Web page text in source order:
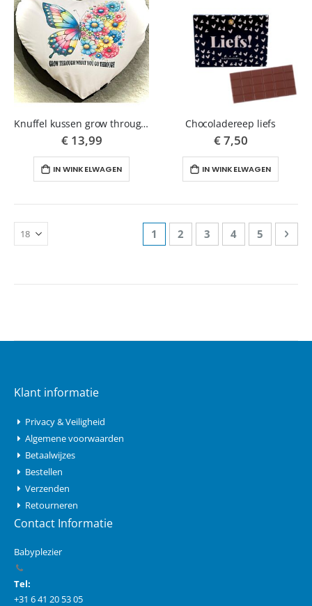
Knuffel kussen grow through vlinder
€ 13,99
IN WINKELWAGEN
Chocoladereep liefs
€ 7,50
IN WINKELWAGEN
Pagina
U lees momenteel pagina
1 Pagina
2 Pagina
3 Pagina
4 Pagina
5
Klant informatie
Privacy & Veiligheid
Algemene voorwaarden
Betaalwijzes
Bestellen
Verzenden
Retourneren
Contact Informatie
Babyplezier
Tel:
+31 6 41 20 53 05